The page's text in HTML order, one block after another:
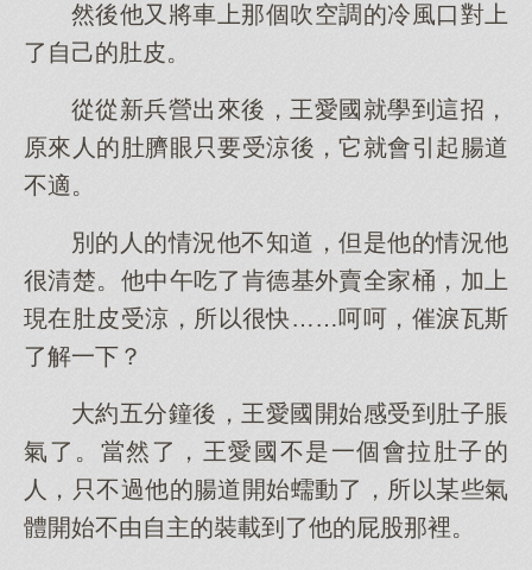
然後他又將車上那個吹空調的冷風口對上
了自己的肚皮。
從從新兵營出來後，王愛國就學到這招，
原來人的肚臍眼只要受涼後，它就會引起腸道
不適。
別的人的情況他不知道，但是他的情況他
很清楚。他中午吃了肯德基外賣全家桶，加上
現在肚皮受涼，所以很快……呵呵，催淚瓦斯
了解一下？
大約五分鐘後，王愛國開始感受到肚子脹
氣了。當然了，王愛國不是一個會拉肚子的
人，只不過他的腸道開始蠕動了，所以某些氣
體開始不由自主的裝載到了他的屁股那裡。